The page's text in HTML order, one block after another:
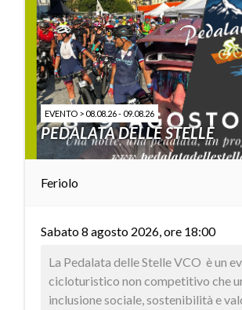
EVENTO > 08.08.26 - 09.08.26
PEDALATA DELLE STELLE
Feriolo
Sabato 8 agosto 2026, ore 18:00
La Pedalata delle Stelle VCO è un
cicloturistico non competitivo che
inclusione sociale, sostenibilità e